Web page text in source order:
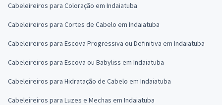
Cabeleireiros para Coloração em Indaiatuba
Cabeleireiros para Cortes de Cabelo em Indaiatuba
Cabeleireiros para Escova Progressiva ou Definitiva em Indaiatuba
Cabeleireiros para Escova ou Babyliss em Indaiatuba
Cabeleireiros para Hidratação de Cabelo em Indaiatuba
Cabeleireiros para Luzes e Mechas em Indaiatuba